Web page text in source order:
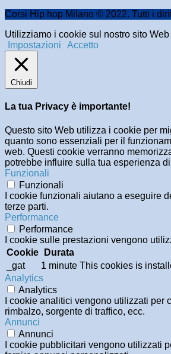
Corsi Hip hop Milano © 2022. Tutti i
Utilizziamo i cookie sul nostro sito
Impostazioni
Accetto
Chiudi
La tua Privacy è importante!
Questo sito Web utilizza i cookie per
quanto sono essenziali per il
web. Questi cookie verranno
potrebbe influire sulla tua esperienza
Funzionali
Funzionali
I cookie funzionali aiutano a eseguire
terze parti.
Performance
Performance
I cookie sulle prestazioni vengono
Cookie
Durata
_gat
1 minute This cookies is
Analytics
Analytics
I cookie analitici vengono utilizzati
rimbalzo, sorgente di traffico, ecc.
Annunci
Annunci
I cookie pubblicitari vengono utilizzati